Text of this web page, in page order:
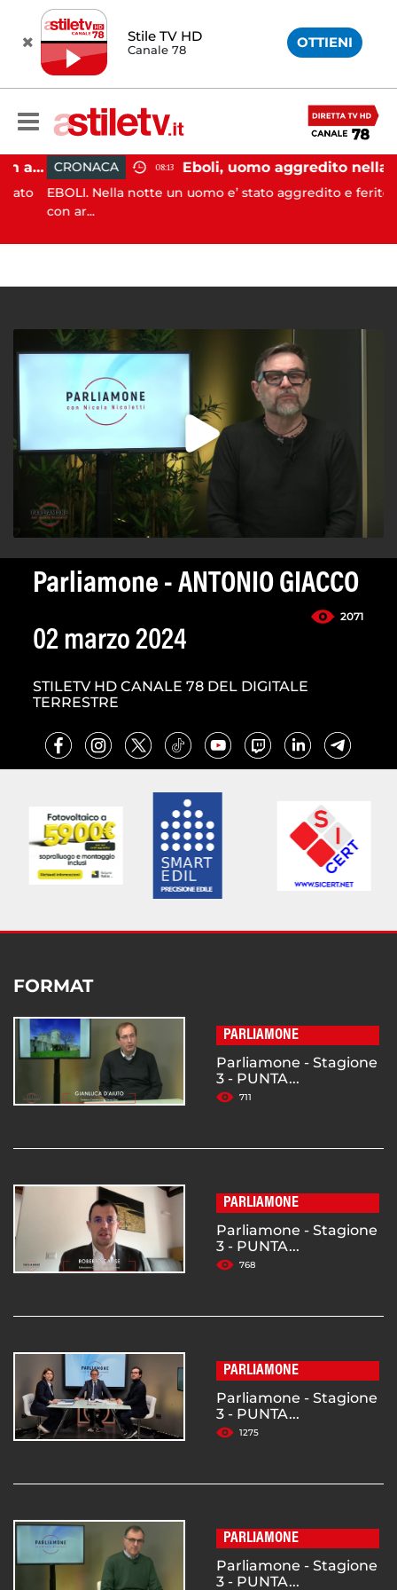
Stile TV HD
Canale 78 OTTIENI
Pontecagnano, incidente in autostrada: 5 giovani feriti CRONACA 08:13 Eboli, uomo aggredito nella notte: indagini in corso
EBOLI. Nella notte un uomo e’ stato aggredito e ferito
con ar...
Parliamone - ANTONIO GIACCO
2071
02 marzo 2024
STILETV HD CANALE 78 DEL DIGITALE
TERRESTRE
FORMAT
PARLIAMONE
Parliamone - Stagione
3 - PUNTA...
711
PARLIAMONE
Parliamone - Stagione
3 - PUNTA...
768
PARLIAMONE
Parliamone - Stagione
3 - PUNTA...
1275
PARLIAMONE
Parliamone - Stagione
3 - PUNTA...